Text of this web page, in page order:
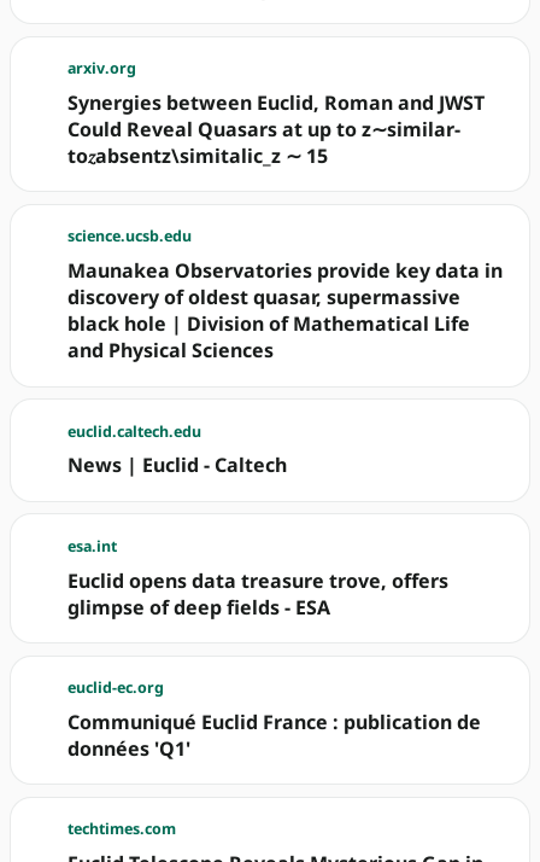
arxiv.org
Synergies between Euclid, Roman and JWST
Could Reveal Quasars at up to z∼similar-
to𝑧absentz\simitalic_z ∼ 15
science.ucsb.edu
Maunakea Observatories provide key data in
discovery of oldest quasar, supermassive
black hole | Division of Mathematical Life
and Physical Sciences
euclid.caltech.edu
News | Euclid - Caltech
esa.int
Euclid opens data treasure trove, offers
glimpse of deep fields - ESA
euclid-ec.org
Communiqué Euclid France : publication de
données 'Q1'
techtimes.com